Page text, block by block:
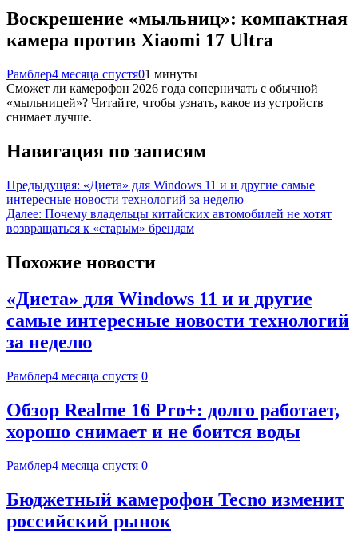
Воскрешение «мыльниц»: компактная
камера против Xiaomi 17 Ultra
Рамблер4 месяца спустя01 минуты
Сможет ли камерофон 2026 года соперничать с обычной
«мыльницей»? Читайте, чтобы узнать, какое из устройств
снимает лучше.
Навигация по записям
Предыдущая: «Диета» для Windows 11 и и другие самые
интересные новости технологий за неделю
Далее: Почему владельцы китайских автомобилей не хотят
возвращаться к «старым» брендам
Похожие новости
«Диета» для Windows 11 и и другие
самые интересные новости технологий
за неделю
Рамблер4 месяца спустя 0
Обзор Realme 16 Pro+: долго работает,
хорошо снимает и не боится воды
Рамблер4 месяца спустя 0
Бюджетный камерофон Tecno изменит
российский рынок